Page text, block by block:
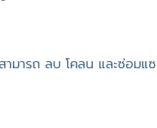
มารถ ลบ โคลน และซ่อมแ